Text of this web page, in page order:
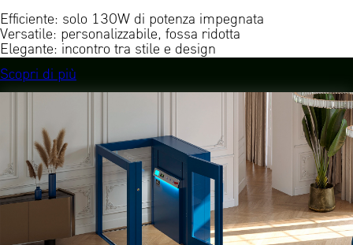
Efficiente: solo 130W di potenza impegnata
Versatile: personalizzabile, fossa ridotta
Elegante: incontro tra stile e design
Scopri di più